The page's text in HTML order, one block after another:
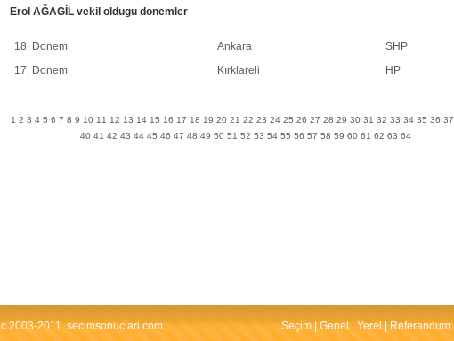
Erol AĞAGİL vekil oldugu donemler
18. Donem Ankara
SHP
17. Donem
Kırklareli HP
1 2 3 4 5 6 7 8 9 10 11 12 13 14 15 16 17 18 19 20 21 22 23 24 25 26 27 28 29 30 31 32 33 34 35 36 37
40 41 42 43 44 45 46 47 48 49 50 51 52 53 54 55 56 57 58 59 60 61 62 63 64
c 2003-2011. secimsonuclari.com Seçim Genel Yerel Referandum